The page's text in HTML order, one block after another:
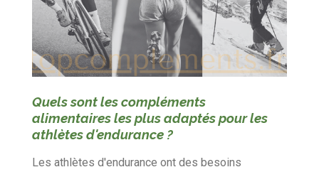
Quels sont les compléments
alimentaires les plus adaptés pour les
athlètes d'endurance ?
Les athlètes d'endurance ont des besoins